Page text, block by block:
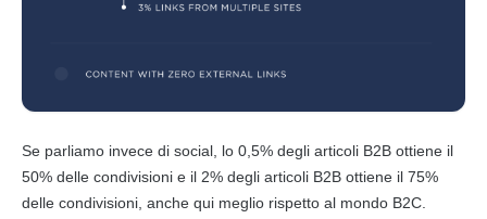
Se parliamo invece di social, lo 0,5% degli articoli B2B ottiene il
50% delle condivisioni e il 2% degli articoli B2B ottiene il 75%
delle condivisioni, anche qui meglio rispetto al mondo B2C